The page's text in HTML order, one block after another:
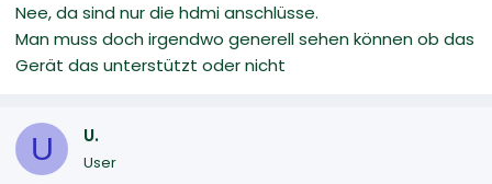
Nee, da sind nur die hdmi anschlüsse.
Man muss doch irgendwo generell sehen können ob das
Gerät das unterstützt oder nicht
U U.
User